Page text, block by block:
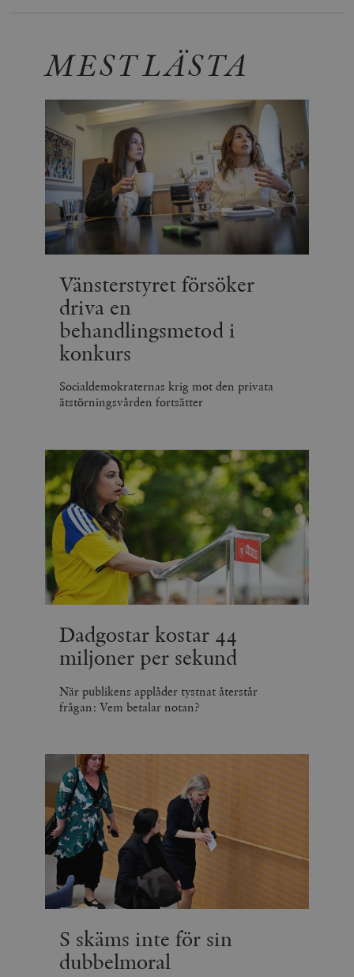
MEST LÄSTA
Vänsterstyret försöker
driva en
behandlingsmetod i
konkurs
Socialdemokraternas krig mot den privata
ätstörningsvården fortsätter
Dadgostar kostar 44
miljoner per sekund
När publikens applåder tystnat återstår
frågan: Vem betalar notan?
S skäms inte för sin
dubbelmoral